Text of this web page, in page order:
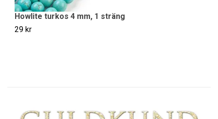
Howlite turkos 4 mm, 1 sträng
29 kr